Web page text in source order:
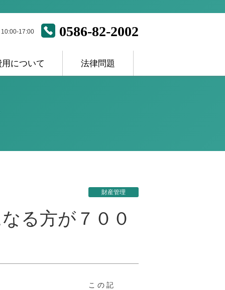
10:00-17:00 0586-82-2002
用について 法律問題
財産管理
る方が７００
この記